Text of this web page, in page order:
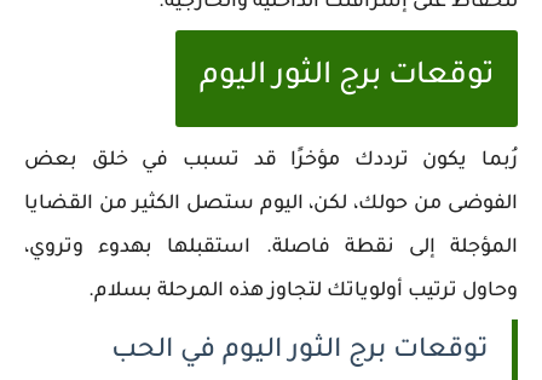
توقعات برج الثور اليوم
رُبما يكون ترددك مؤخرًا قد تسبب في خلق بعض
الفوضى من حولك، لكن، اليوم ستصل الكثير من القضايا
المؤجلة إلى نقطة فاصلة. استقبلها بهدوء وتروي،
وحاول ترتيب أولوياتك لتجاوز هذه المرحلة بسلام.
توقعات برج الثور اليوم في الحب